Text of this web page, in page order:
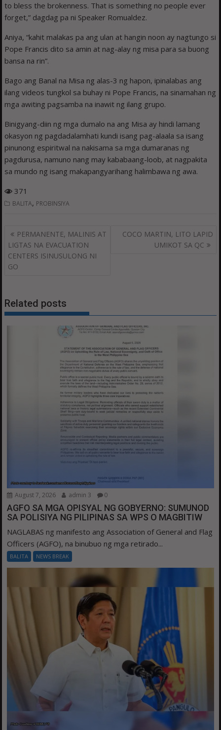
to bless the brokenness. That is something no people ever
forget,” dagdag pa ni Speaker Romualdez.
Aniya, “kahit malakas pa ang ulan at hangin noon ay nagtungo si
Pope Francis dito sa amin at nag-alay ng misa para sa buong
bansa na rin”.
Bago ang Banal na Misa ng alas-3 ng hapon, ipinalabas ang
ilang videos tungkol sa buhay ni Pope Francis, na sinamahan ng
mga awiting pagsamba na inawit ng ilang grupo.
Binigyang-diin ng mga dumalo na ang Misa ay hindi lamang
okasyon ng pagdadalamhati kundi isang pag-alaala sa isang
pinunong espiritwal na nakisama sa mga dumaranas ng
pagdurusa, namuno nang may kababaang-loob, at nagpakita
sa mundo ng isang makapangyarihang halimbawa ng awa.
371
BALITA, PROBINSIYA
Post
navigation
PERMANENTE, MALINIS AT
LIGTAS NA EVACUATION
CENTERS ISINUSULONG NI
GO
COCO MARTIN, LITO LAPID
UMIKOT SA QC
Related posts
August 7, 2026 admin 3 0
AGFO SA MGA OPISYAL NG GOBYERNO: SUMUNOD
SA POLISIYA NG PILIPINAS SA WPS O MAGBITIW
NAGLABAS ng manifesto ang Association of General and Flag
Officers (AGFO), na binubuo ng mga retirado...
BALITA NEWS BREAK